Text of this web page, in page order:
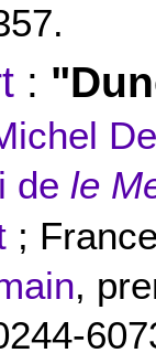
:
dele
;
,